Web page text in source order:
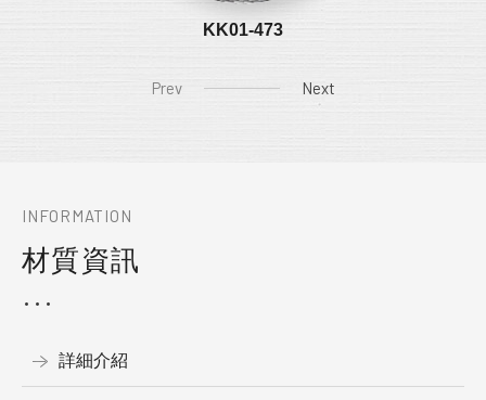
KK01-473
Prev Next
INFORMATION
材質資訊
詳細介紹